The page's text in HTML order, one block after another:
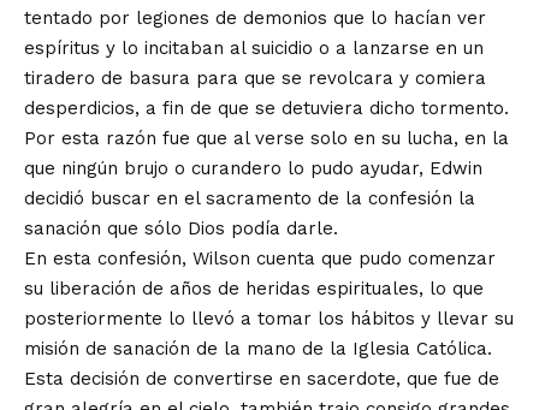
tentado por legiones de demonios que lo hacían ver
espíritus y lo incitaban al suicidio o a lanzarse en un
tiradero de basura para que se revolcara y comiera
desperdicios, a fin de que se detuviera dicho tormento.
Por esta razón fue que al verse solo en su lucha, en la
que ningún brujo o curandero lo pudo ayudar, Edwin
decidió buscar en el sacramento de la confesión la
sanación que sólo Dios podía darle.
En esta confesión, Wilson cuenta que pudo comenzar
su liberación de años de heridas espirituales, lo que
posteriormente lo llevó a tomar los hábitos y llevar su
misión de sanación de la mano de la Iglesia Católica.
Esta decisión de convertirse en sacerdote, que fue de